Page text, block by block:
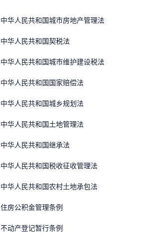
· 中华人民共和国城市房地产管理法
· 中华人民共和国契税法
· 中华人民共和国城市维护建设税法
· 中华人民共和国国家赔偿法
· 中华人民共和国城乡规划法
· 中华人民共和国土地管理法
· 中华人民共和国继承法
· 中华人民共和国税收征收管理法
· 中华人民共和国农村土地承包法
· 住房公积金管理条例
· 不动产登记暂行条例